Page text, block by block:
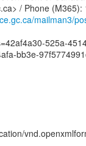
/ Phone
mailman3/
525a-
bb3e-